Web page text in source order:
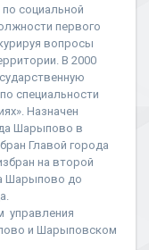
социальной
первого
вопросы
В 2000
специальности
Назначен
Шарыпово в
Главой города
на второй
Шарыпово до
управления
и Шарыповском